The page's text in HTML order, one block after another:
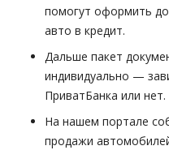
помогут оформить
авто в кредит.
Дальше пакет
индивидуально —
ПриватБанка или нет.
На нашем портале
продажи